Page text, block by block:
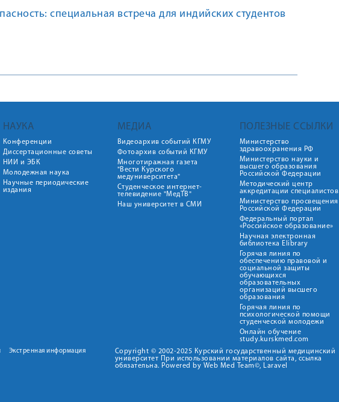
специальная встреча для индийских студентов
НАУКА
Конференции
Диссертационные советы
НИИ и ЭБК
Молодежная наука
Научные периодические
издания
МЕДИА
Видеоархив событий КГМУ
Фотоархив событий КГМУ
Многотиражная газета
"Вести Курского
медуниверситета"
Студенческое интернет-
телевидение "МедТВ"
Наш университет в СМИ
ПОЛЕЗНЫЕ ССЫЛКИ
Министерство
здравоохранения РФ
Министерство науки и
высшего образования
Российской Федерации
Методический центр
аккредитации специалистов
Министерство просвещения
Российской Федерации
Федеральный портал
«Российское образование»
Научная электронная
библиотека Elibrary
Горячая линия по
обеспечению правовой и
социальной защиты
обучающихся
образовательных
организаций высшего
образования
Горячая линия по
психологической помощи
студенческой молодежи
Онлайн обучение
study.kurskmed.com
Экстренная информация
Copyright © 2002-2025 Курский государственный медицинский
университет При использовании материалов сайта, ссылка
обязательна. Powered by Web Med Team©, Laravel